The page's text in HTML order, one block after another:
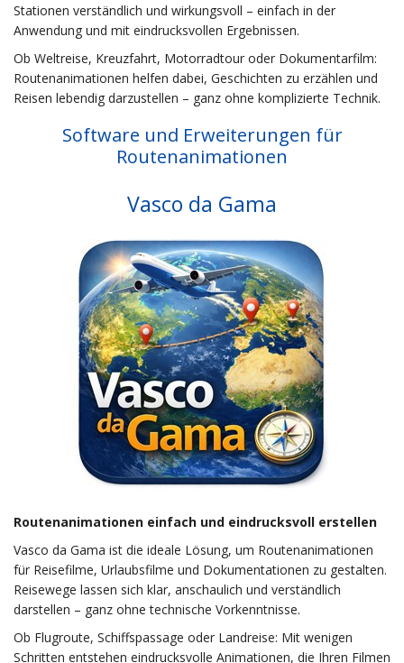
Stationen verständlich und wirkungsvoll – einfach in der
Anwendung und mit eindrucksvollen Ergebnissen.
Ob Weltreise, Kreuzfahrt, Motorradtour oder Dokumentarfilm:
Routenanimationen helfen dabei, Geschichten zu erzählen und
Reisen lebendig darzustellen – ganz ohne komplizierte Technik.
Software und Erweiterungen für
Routenanimationen
Vasco da Gama
Routenanimationen einfach und eindrucksvoll erstellen
Vasco da Gama ist die ideale Lösung, um Routenanimationen
für Reisefilme, Urlaubsfilme und Dokumentationen zu gestalten.
Reisewege lassen sich klar, anschaulich und verständlich
darstellen – ganz ohne technische Vorkenntnisse.
Ob Flugroute, Schiffspassage oder Landreise: Mit wenigen
Schritten entstehen eindrucksvolle Animationen, die Ihren Filmen